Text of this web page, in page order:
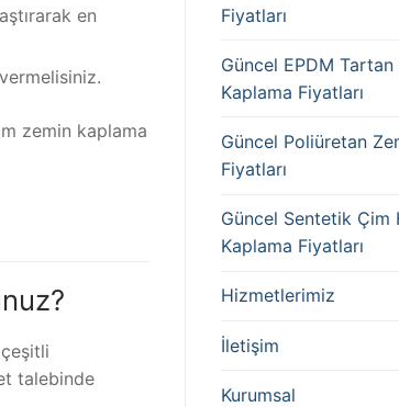
en
zemin kaplama
talebinde
Fiyatları
Güncel EPDM Tartan
Kaplama Fiyatları
Güncel Poliüretan
Fiyatları
Güncel Sentetik Çim
Kaplama Fiyatları
Hizmetlerimiz
İletişim
Kurumsal